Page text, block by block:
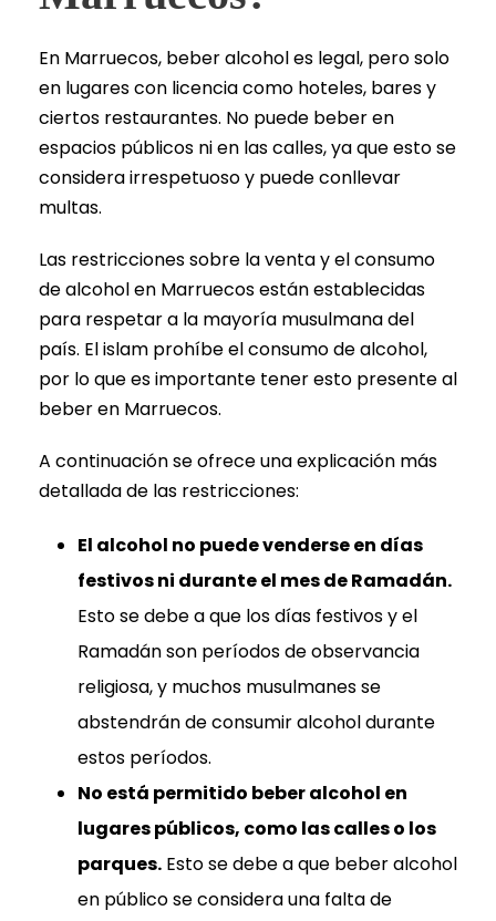
En Marruecos, beber alcohol es legal, pero solo
en lugares con licencia como hoteles, bares y
ciertos restaurantes. No puede beber en
espacios públicos ni en las calles, ya que esto se
considera irrespetuoso y puede conllevar
multas.
Las restricciones sobre la venta y el consumo
de alcohol en Marruecos están establecidas
para respetar a la mayoría musulmana del
país. El islam prohíbe el consumo de alcohol,
por lo que es importante tener esto presente al
beber en Marruecos.
A continuación se ofrece una explicación más
detallada de las restricciones:
El alcohol no puede venderse en días
festivos ni durante el mes de Ramadán.
Esto se debe a que los días festivos y el
Ramadán son períodos de observancia
religiosa, y muchos musulmanes se
abstendrán de consumir alcohol durante
estos períodos.
No está permitido beber alcohol en
lugares públicos, como las calles o los
parques. Esto se debe a que beber alcohol
en público se considera una falta de